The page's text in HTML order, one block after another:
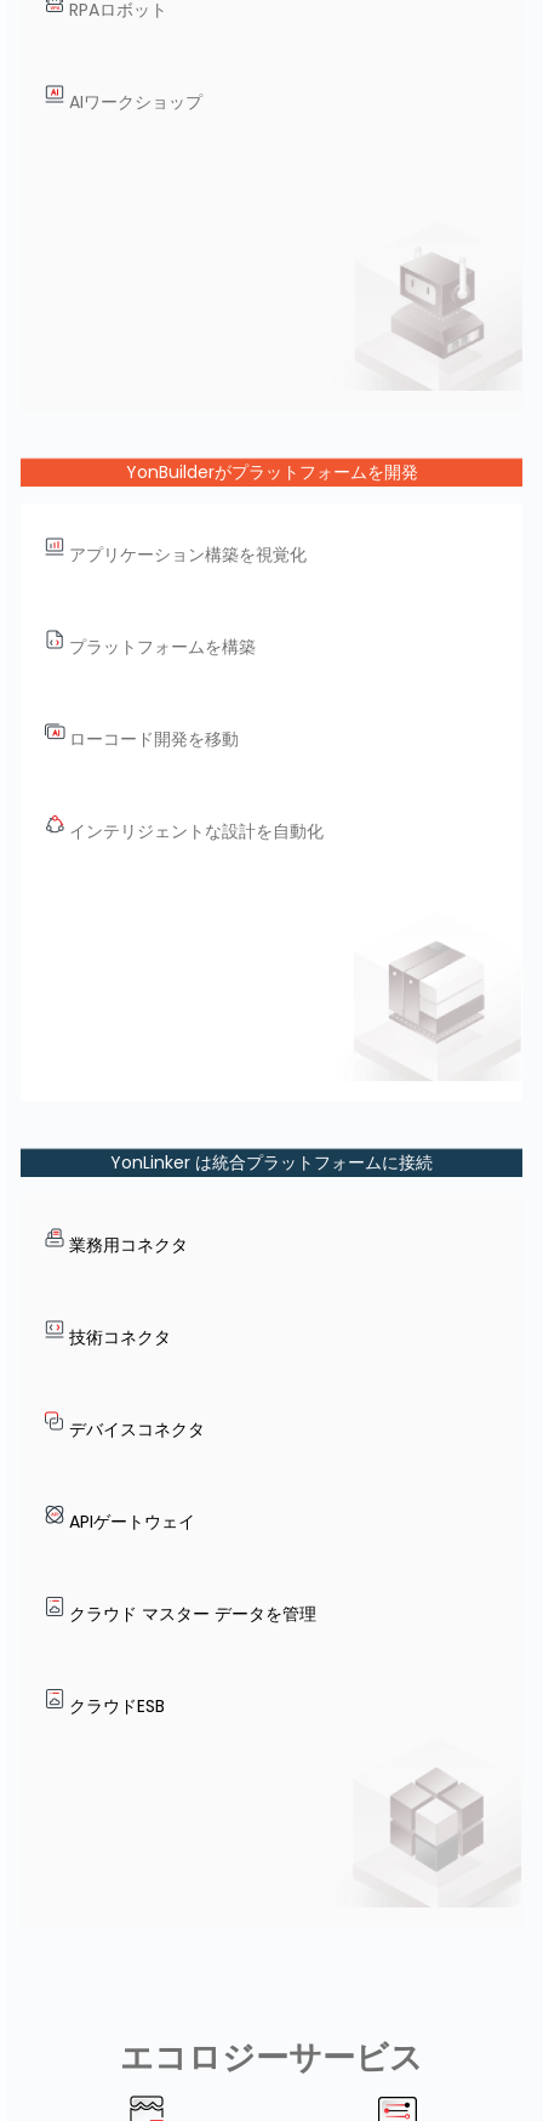
RPAロボット
AIワークショップ
YonBuilderがプラットフォームを開発
アプリケーション構築を視覚化
プラットフォームを構築
ローコード開発を移動
インテリジェントな設計を自動化
YonLinker は統合プラットフォームに接続
業務用コネクタ
技術コネクタ
デバイスコネクタ
APIゲートウェイ
クラウド マスター データを管理
クラウドESB
エコロジーサービス